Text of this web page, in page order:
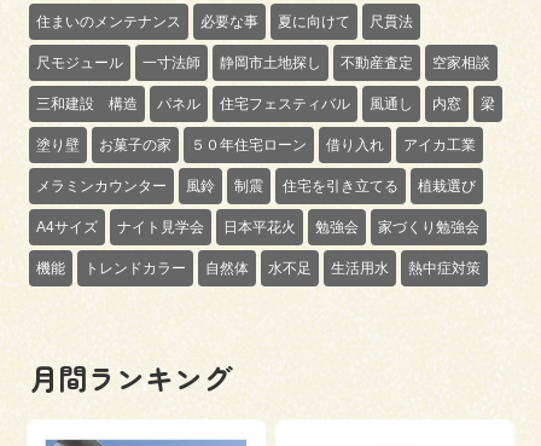
住まいのメンテナンス 必要な事 夏に向けて 尺貫法
尺モジュール 一寸法師 静岡市土地探し 不動産査定 空家相談
三和建設 構造 パネル 住宅フェスティバル 風通し 内窓 梁
塗り壁 お菓子の家 ５０年住宅ローン 借り入れ アイカ工業
メラミンカウンター 風鈴 制震 住宅を引き立てる 植栽選び
A4サイズ ナイト見学会 日本平花火 勉強会 家づくり勉強会
機能 トレンドカラー 自然体 水不足 生活用水 熱中症対策
月間ランキング